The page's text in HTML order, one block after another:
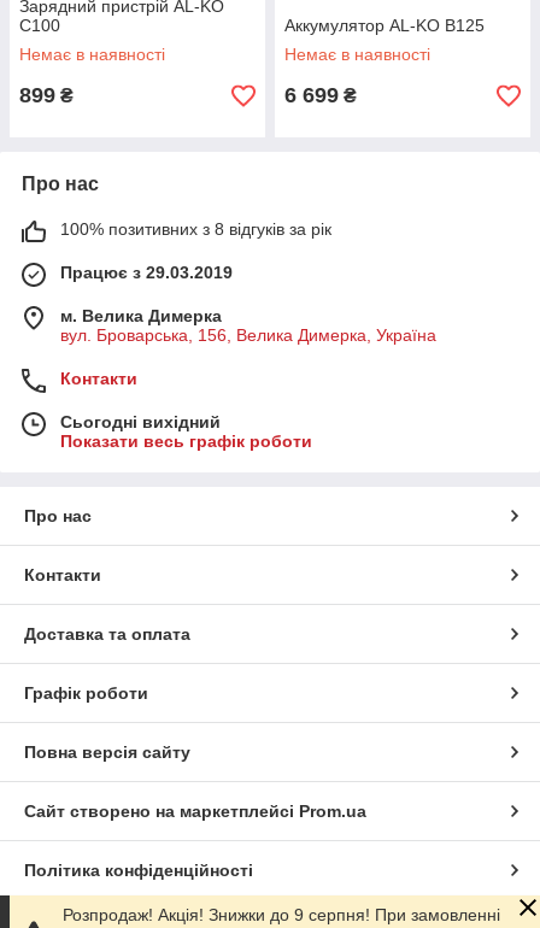
Зарядний пристрій AL-KO
C100
Немає в наявності
899 ₴
Аккумулятор AL-KO B125
Немає в наявності
6 699 ₴
Про нас
100% позитивних з 8 відгуків за рік
Працює з 29.03.2019
м. Велика Димерка
вул. Броварська, 156, Велика Димерка, Україна
Контакти
Сьогодні вихідний
Показати весь графік роботи
Про нас
Контакти
Доставка та оплата
Графік роботи
Повна версія сайту
Сайт створено на маркетплейсі Prom.ua
Політика конфіденційності
Розпродаж! Акція! Знижки до 9 серпня! При замовленні
.js'; document.body.appendChild(getCallScript); }